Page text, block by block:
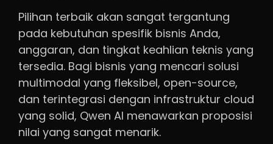
Pilihan terbaik akan sangat tergantung
pada kebutuhan spesifik bisnis Anda,
anggaran, dan tingkat keahlian teknis yang
tersedia. Bagi bisnis yang mencari solusi
multimodal yang fleksibel, open-source,
dan terintegrasi dengan infrastruktur cloud
yang solid, Qwen AI menawarkan proposisi
nilai yang sangat menarik.